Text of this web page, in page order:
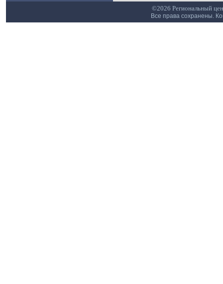
©2026 Региональный
Все права сохранены.